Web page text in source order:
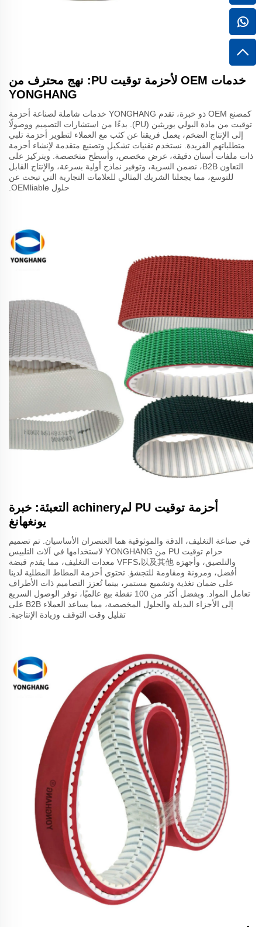
خدمات OEM لأحزمة توقيت PU: نهج محترف من
YONGHANG
كمصنع OEM ذو خبرة، تقدم YONGHANG خدمات شاملة لصناعة أحزمة
توقيت من مادة البولي يوريثين (PU). بدءًا من استشارات التصميم ووصولًا
إلى الإنتاج الضخم، يعمل فريقنا عن كثب مع العملاء لتطوير أحزمة تلبي
متطلباتهم الفريدة. نستخدم تقنيات تشكيل وتصنيع متقدمة لإنشاء أحزمة
ذات ملفات أسنان دقيقة، عرض مخصص، وأسطح متخصصة. وبتركيز على
التعاون B2B، نضمن السرية، وتوفير نماذج أولية بسرعة، والإنتاج القابل
للتوسع، مما يجعلنا الشريك المثالي للعلامات التجارية التي تبحث عن
حلول OEMliable.
أحزمة توقيت PU لمachinery التعبئة: خبرة
يونغهانغ
في صناعة التغليف، الدقة والموثوقية هما العنصران الأساسيان. تم تصميم
حزام توقيت PU من YONGHANG لاستخدامها في آلات التلبيس
والتلصيق، وأجهزة VFFS،以及其他 معدات التغليف، مما يقدم قبضة
أفضل، ومرونة ومقاومة للتجشؤ. تحتوي أحزمة المطاط المطلية لدينا
على ضمان تغذية وتشميع مستمر، بينما تُعزز التصاميم ذات الأطراف
تعامل المواد. وبفضل أكثر من 100 نقطة بيع عالميًا، نوفر الوصول السريع
إلى الأجزاء البديلة والحلول المخصصة، مما يساعد العملاء B2B على
تقليل وقت التوقف وزيادة الإنتاجية.